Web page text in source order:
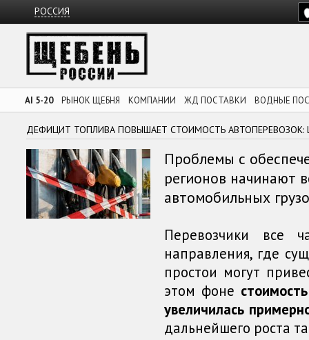
РОССИЯ
AI 5-20 РЫНОК ЩЕБНЯ КОМПАНИИ ЖД ПОСТАВКИ ВОДНЫЕ
ДЕФИЦИТ ТОПЛИВА ПОВЫШАЕТ СТОИМОСТЬ
Проблемы с
регионов начинают
автомобильных
Перевозчики все
направления, где
простои могут
этом фоне
увеличилась
дальнейшего роста